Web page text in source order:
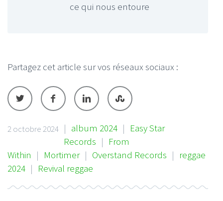
ce qui nous entoure
Partagez cet article sur vos réseaux sociaux :
2 octobre 2024 | album 2024 | Easy Star
Records | From
Within | Mortimer | Overstand Records | reggae
2024 | Revival reggae